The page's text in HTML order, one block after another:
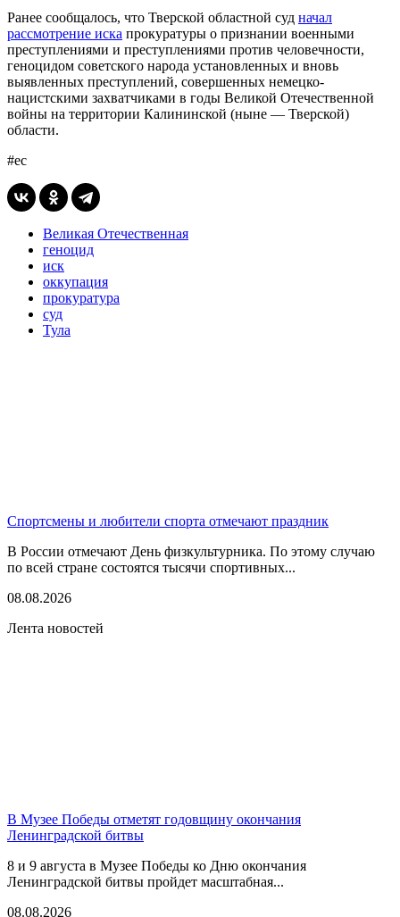
Ранее сообщалось, что Тверской областной суд начал
рассмотрение иска прокуратуры о признании военными
преступлениями и преступлениями против человечности,
геноцидом советского народа установленных и вновь
выявленных преступлений, совершенных немецко-
нацистскими захватчиками в годы Великой Отечественной
войны на территории Калининской (ныне — Тверской)
области.
#ес
Великая Отечественная
геноцид
иск
оккупация
прокуратура
суд
Тула
Спортсмены и любители спорта отмечают праздник
В России отмечают День физкультурника. По этому случаю
по всей стране состоятся тысячи спортивных...
08.08.2026
Лента новостей
В Музее Победы отметят годовщину окончания
Ленинградской битвы
8 и 9 августа в Музее Победы ко Дню окончания
Ленинградской битвы пройдет масштабная...
08.08.2026